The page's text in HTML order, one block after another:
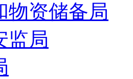
物资储备局
监局